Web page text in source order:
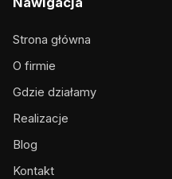
Strona główna
O firmie
Gdzie działamy
Realizacje
Blog
Kontakt